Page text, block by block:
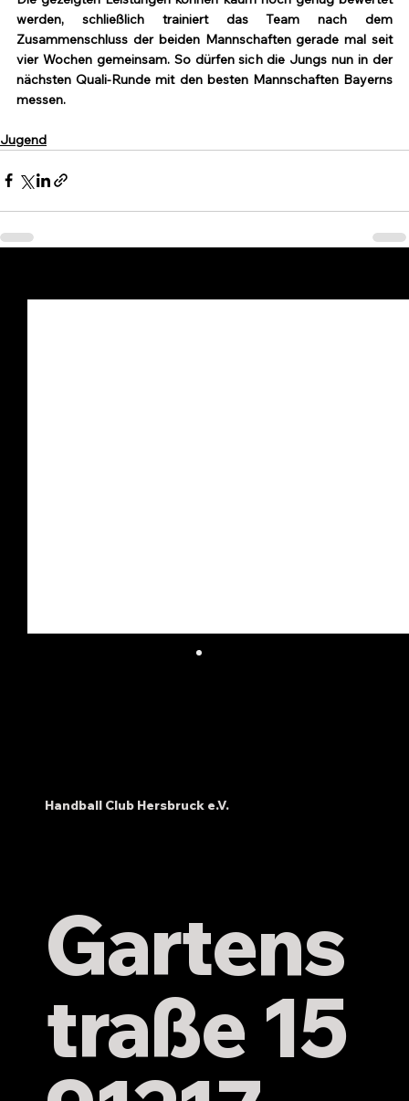
werden, schließlich trainiert das Team nach dem
Zusammenschluss der beiden Mannschaften gerade mal seit
vier Wochen gemeinsam. So dürfen sich die Jungs nun in der
nächsten Quali-Runde mit den besten Mannschaften Bayerns
messen.
Jugend
Handball Club Hersbruck e.V.
Gartens
traße 15